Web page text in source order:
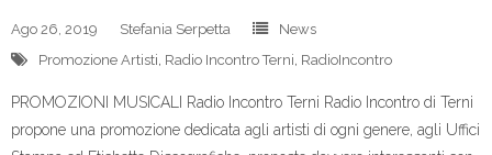
Ago 26, 2019 Stefania Serpetta
News
Promozione Artisti, Radio Incontro Terni, RadioIncontro
PROMOZIONI MUSICALI Radio Incontro Terni Radio Incontro di Terni
propone una promozione dedicata agli artisti di ogni genere, agli Uffici